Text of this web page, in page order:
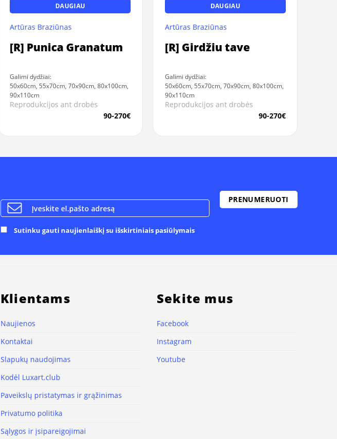
DAUGIAU
Artūras Braziūnas
[R] Punica Granatum
Galimi dydžiai:
50x60cm, 55x70cm, 70x90cm, 80x100cm,
90x110cm
Reprodukcijos ant drobės
90-270€
DAUGIAU
Artūras Braziūnas
[R] Girdžiu tave
Galimi dydžiai:
50x60cm, 55x70cm, 70x90cm, 80x100cm,
90x110cm
Reprodukcijos ant drobės
90-270€
Sutinku gauti naujienlaiškį su išskirtiniais pasiūlymais
Klientams
Naujienos
Kontaktai
Slapukų naudojimas
Kodėl Luxart.club
Paveikslų pristatymas ir grąžinimas
Privatumo politika
Sąlygos ir įsipareigojimai
Sekite mus
Facebook
Instagram
Youtube